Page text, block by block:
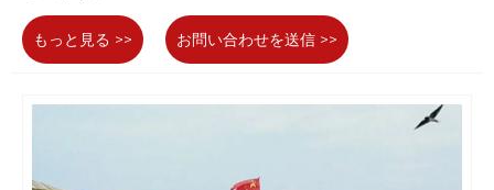
もっと見る >> お問い合わせを送信 >>